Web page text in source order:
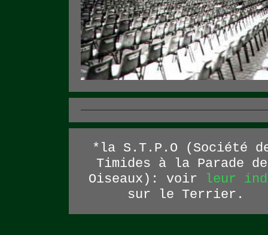
*la S.T.P.O (Société
Timides à la Parade
Oiseaux): voir
leur
sur le Terrier.